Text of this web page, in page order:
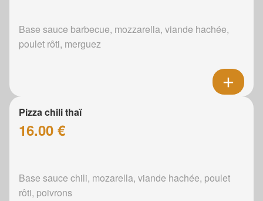
Base sauce barbecue, mozzarella, viande hachée,
poulet rôti, merguez
Pizza chili thaï
16.00 €
Base sauce chili, mozarella, viande hachée, poulet
rôti, poivrons